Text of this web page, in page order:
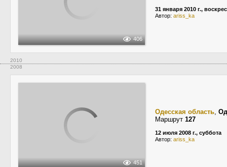
406
31 января 2010 г.,
Автор: ariss_ka
2010
2008
451
Одесская область,
Маршрут 127
12 июля 2008 г., суббота
Автор: ariss_ka